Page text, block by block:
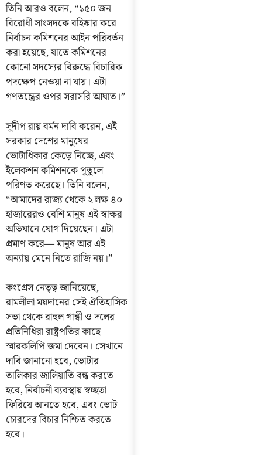
তিনি আরও বলেন, “১৫০ জন
বিরোধী সাংসদকে বহিষ্কার করে
নির্বাচন কমিশনের আইন পরিবর্তন
করা হয়েছে, যাতে কমিশনের
কোনো সদস্যের বিরুদ্ধে বিচারিক
পদক্ষেপ নেওয়া না যায়। এটা
গণতন্ত্রের ওপর সরাসরি আঘাত।”
সুদীপ রায় বর্মন দাবি করেন, এই
সরকার দেশের মানুষের
ভোটাধিকার কেড়ে নিচ্ছে, এবং
ইলেকশন কমিশনকে পুতুলে
পরিণত করেছে। তিনি বলেন,
“আমাদের রাজ্য থেকে ২ লক্ষ ৪০
হাজারেরও বেশি মানুষ এই স্বাক্ষর
অভিযানে যোগ দিয়েছেন। এটা
প্রমাণ করে— মানুষ আর এই
অন্যায় মেনে নিতে রাজি নয়।”
কংগ্রেস নেতৃত্ব জানিয়েছে,
রামলীলা ময়দানের সেই ঐতিহাসিক
সভা থেকে রাহুল গান্ধী ও দলের
প্রতিনিধিরা রাষ্ট্রপতির কাছে
স্মারকলিপি জমা দেবেন। সেখানে
দাবি জানানো হবে, ভোটার
তালিকার জালিয়াতি বন্ধ করতে
হবে, নির্বাচনী ব্যবস্থায় স্বচ্ছতা
ফিরিয়ে আনতে হবে, এবং ভোট
চোরদের বিচার নিশ্চিত করতে
হবে।